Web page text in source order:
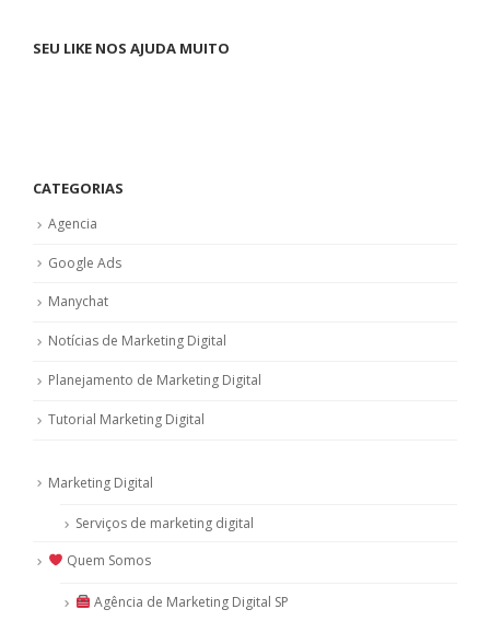
SEU LIKE NOS AJUDA MUITO
CATEGORIAS
Agencia
Google Ads
Manychat
Notícias de Marketing Digital
Planejamento de Marketing Digital
Tutorial Marketing Digital
Marketing Digital
Serviços de marketing digital
Quem Somos
Agência de Marketing Digital SP